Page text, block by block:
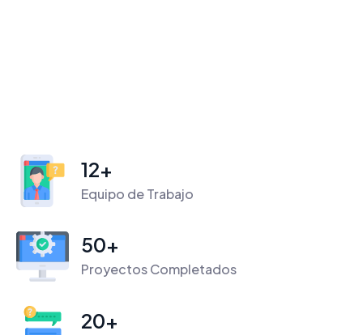
12+
Equipo de Trabajo
50+
Proyectos Completados
20+